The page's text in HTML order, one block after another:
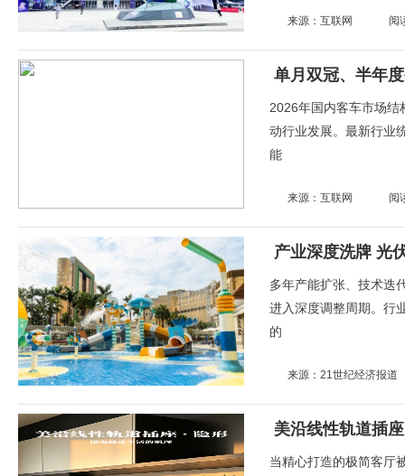
来源：互联网 阅
2026年国内客车市场结
动行业发展。最新行业
能
来源：互联网 阅
产业深度洗牌 光
多年产能扩张、技术迭
进入深度调整周期。行
的
来源：21世纪经济报道
当精心打造的极简客厅